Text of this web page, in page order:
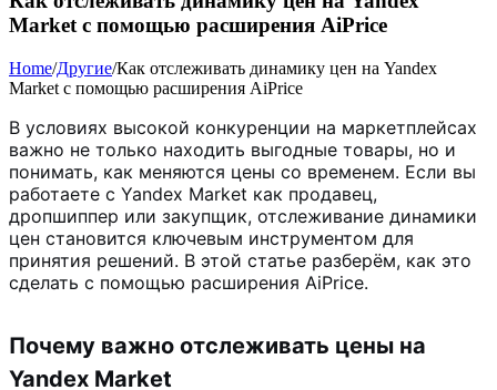
Market с помощью расширения AiPrice
Home/Другие/Как отслеживать динамику цен на Yandex
Market с помощью расширения AiPrice
В условиях высокой конкуренции на маркетплейсах
важно не только находить выгодные товары, но и
понимать, как меняются цены со временем. Если вы
работаете с Yandex Market как продавец,
дропшиппер или закупщик, отслеживание динамики
цен становится ключевым инструментом для
принятия решений. В этой статье разберём, как это
сделать с помощью расширения AiPrice.
Почему важно отслеживать цены на
Yandex Market